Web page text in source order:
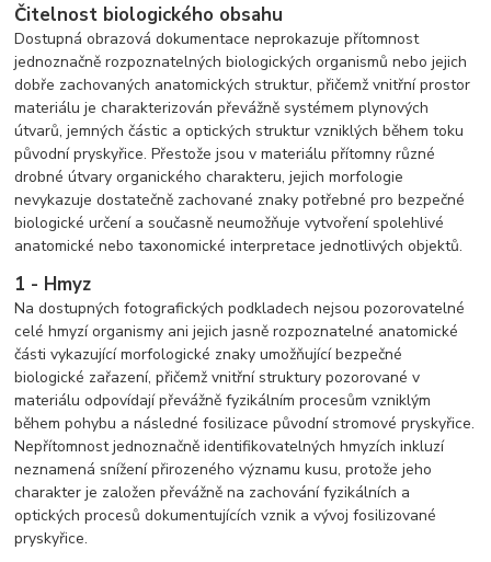
Čitelnost biologického obsahu
Dostupná obrazová dokumentace neprokazuje přítomnost
jednoznačně rozpoznatelných biologických organismů nebo jejich
dobře zachovaných anatomických struktur, přičemž vnitřní prostor
materiálu je charakterizován převážně systémem plynových
útvarů, jemných částic a optických struktur vzniklých během toku
původní pryskyřice. Přestože jsou v materiálu přítomny různé
drobné útvary organického charakteru, jejich morfologie
nevykazuje dostatečně zachované znaky potřebné pro bezpečné
biologické určení a současně neumožňuje vytvoření spolehlivé
anatomické nebo taxonomické interpretace jednotlivých objektů.
1 - Hmyz
Na dostupných fotografických podkladech nejsou pozorovatelné
celé hmyzí organismy ani jejich jasně rozpoznatelné anatomické
části vykazující morfologické znaky umožňující bezpečné
biologické zařazení, přičemž vnitřní struktury pozorované v
materiálu odpovídají převážně fyzikálním procesům vzniklým
během pohybu a následné fosilizace původní stromové pryskyřice.
Nepřítomnost jednoznačně identifikovatelných hmyzích inkluzí
neznamená snížení přirozeného významu kusu, protože jeho
charakter je založen převážně na zachování fyzikálních a
optických procesů dokumentujících vznik a vývoj fosilizované
pryskyřice.